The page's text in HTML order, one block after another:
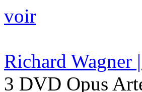
voir
Richard Wagner
3 DVD Opus